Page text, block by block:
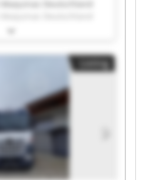
Deutschland
Deutschland
Maquinas Deutschland
Deutschland
Maquinas Deutschland
Deutschland
Deutschland
Deutschland
Deutschland
Deutschland
Deutschland
Deutschland
Deutschland
Listing